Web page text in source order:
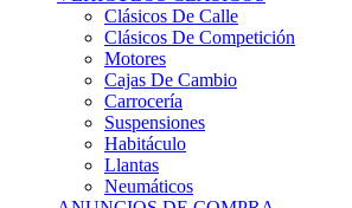
Clásicos De Calle
Clásicos De Competición
Motores
Cajas De Cambio
Carrocería
Suspensiones
Habitáculo
Llantas
Neumáticos